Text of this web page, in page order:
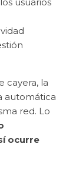
cayera, la
automática
red. Lo
ocurre